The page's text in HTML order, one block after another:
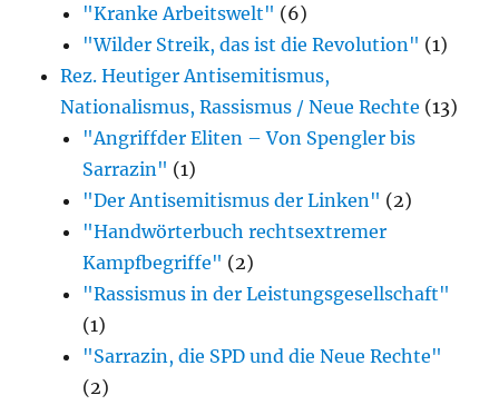
"Kranke Arbeitswelt" (6)
"Wilder Streik, das ist die Revolution" (1)
Rez. Heutiger Antisemitismus,
Nationalismus, Rassismus / Neue Rechte (13)
"Angriffder Eliten – Von Spengler bis
Sarrazin" (1)
"Der Antisemitismus der Linken" (2)
"Handwörterbuch rechtsextremer
Kampfbegriffe" (2)
"Rassismus in der Leistungsgesellschaft"
(1)
"Sarrazin, die SPD und die Neue Rechte"
(2)